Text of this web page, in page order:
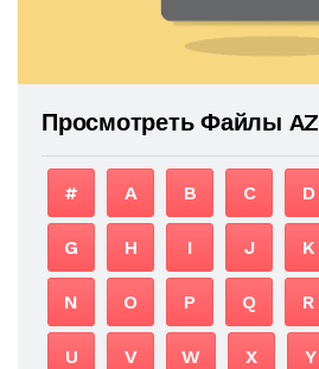
Просмотреть Файлы AZ
# A B C D
G H I J K
N O P Q R
U V W X Y